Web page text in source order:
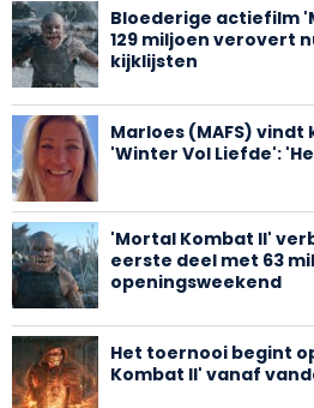
Bloederige actiefilm
129 miljoen verovert
kijklijsten
Marloes (MAFS) vindt
'Winter Vol Liefde':
'Mortal Kombat II'
eerste deel met 63
openingsweekend
Het toernooi begint
Kombat II' vanaf